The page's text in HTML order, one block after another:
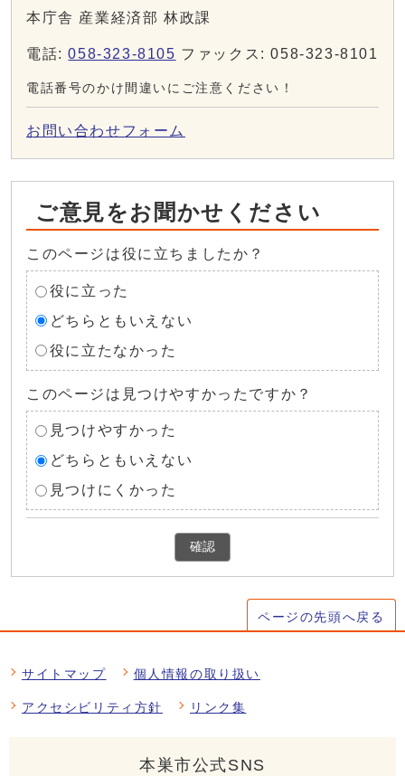
本庁舎 産業経済部 林政課
電話:058-323-8105 ファックス: 058-323-8101
電話番号のかけ間違いにご注意ください！
お問い合わせフォーム
ご意見をお聞かせください
このページは役に立ちましたか？
役に立った
どちらともいえない
役に立たなかった
このページは見つけやすかったですか？
見つけやすかった
どちらともいえない
見つけにくかった
確認
ページの先頭へ戻る
サイトマップ 個人情報の取り扱い
アクセシビリティ方針 リンク集
本巣市公式SNS